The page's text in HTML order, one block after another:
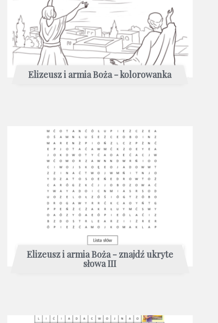
Elizeusz i armia Boża - kolorowanka
Elizeusz i armia Boża - znajdź ukryte
słowa III